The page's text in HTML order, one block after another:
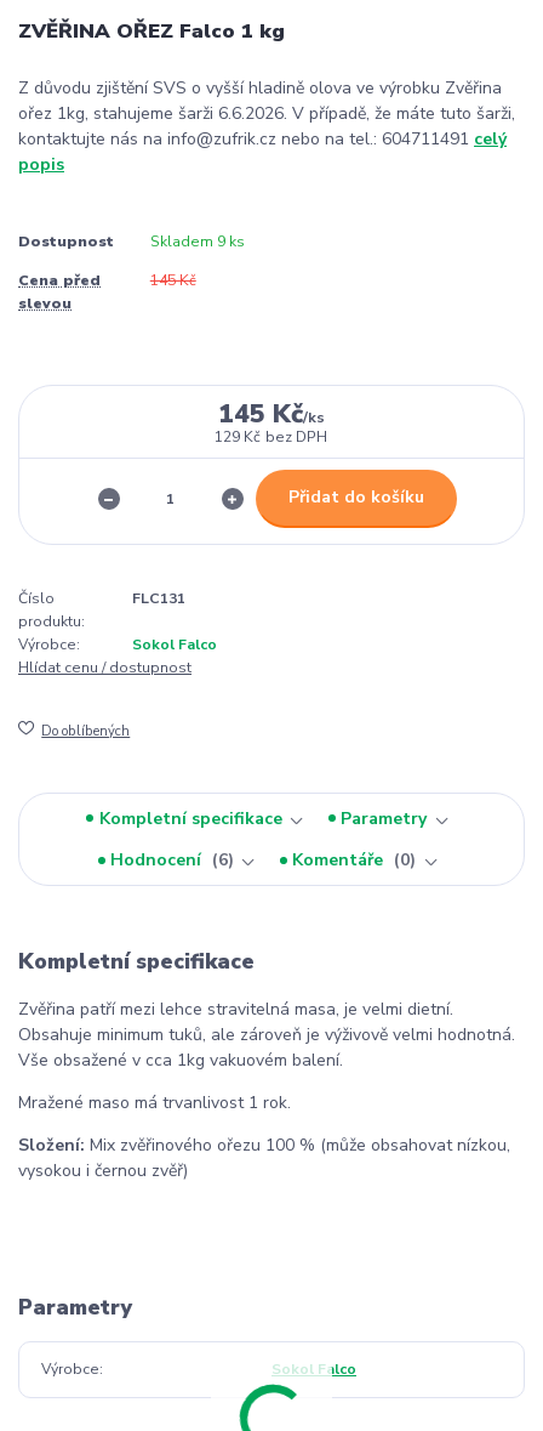
ZVĚŘINA OŘEZ Falco 1 kg
Z důvodu zjištění SVS o vyšší hladině olova ve výrobku Zvěřina
ořez 1kg, stahujeme šarži 6.6.2026. V případě, že máte tuto šarži,
kontaktujte nás na info@zufrik.cz nebo na tel.: 604711491 celý
popis
Dostupnost Skladem 9 ks
Cena před
slevou
145 Kč
145 Kč/ks
129 Kč bez DPH
Přidat do košíku
Číslo
produktu:
FLC131
Výrobce:
Sokol Falco
Hlídat cenu / dostupnost
Do oblíbených
Kompletní specifikace
Parametry
Hodnocení
6 Komentáře 0
Kompletní specifikace
Zvěřina patří mezi lehce stravitelná masa, je velmi dietní.
Obsahuje minimum tuků, ale zároveň je výživově velmi hodnotná.
Vše obsažené v cca 1kg vakuovém balení.
Mražené maso má trvanlivost 1 rok.
Složení: Mix zvěřinového ořezu 100 % (může obsahovat nízkou,
vysokou i černou zvěř)
Parametry
Výrobce Sokol Falco